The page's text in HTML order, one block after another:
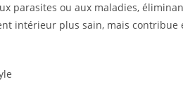
parasites ou aux maladies,
intérieur plus sain, mais contribue